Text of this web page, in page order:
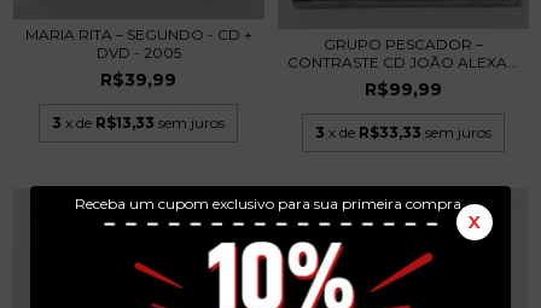
Receba um cupom exclusivo para sua primeira compra.
X
MARIA RITA – SEGUNDO - CD +
DVD - 2005
R$39,99
3 x de R$13,33 sem juros
GRUPO PESCADOR –
CONTRASTE CD JOÃO ALEXA...
R$99,99
3 x de R$33,33 sem juros